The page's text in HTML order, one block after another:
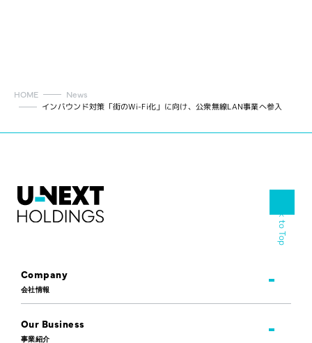
HOME News
インバウンド対策「街のWi-Fi化」に向け、公衆無線LAN事業へ参入
Company
会社情報
Our Business
事業紹介
Back to Top